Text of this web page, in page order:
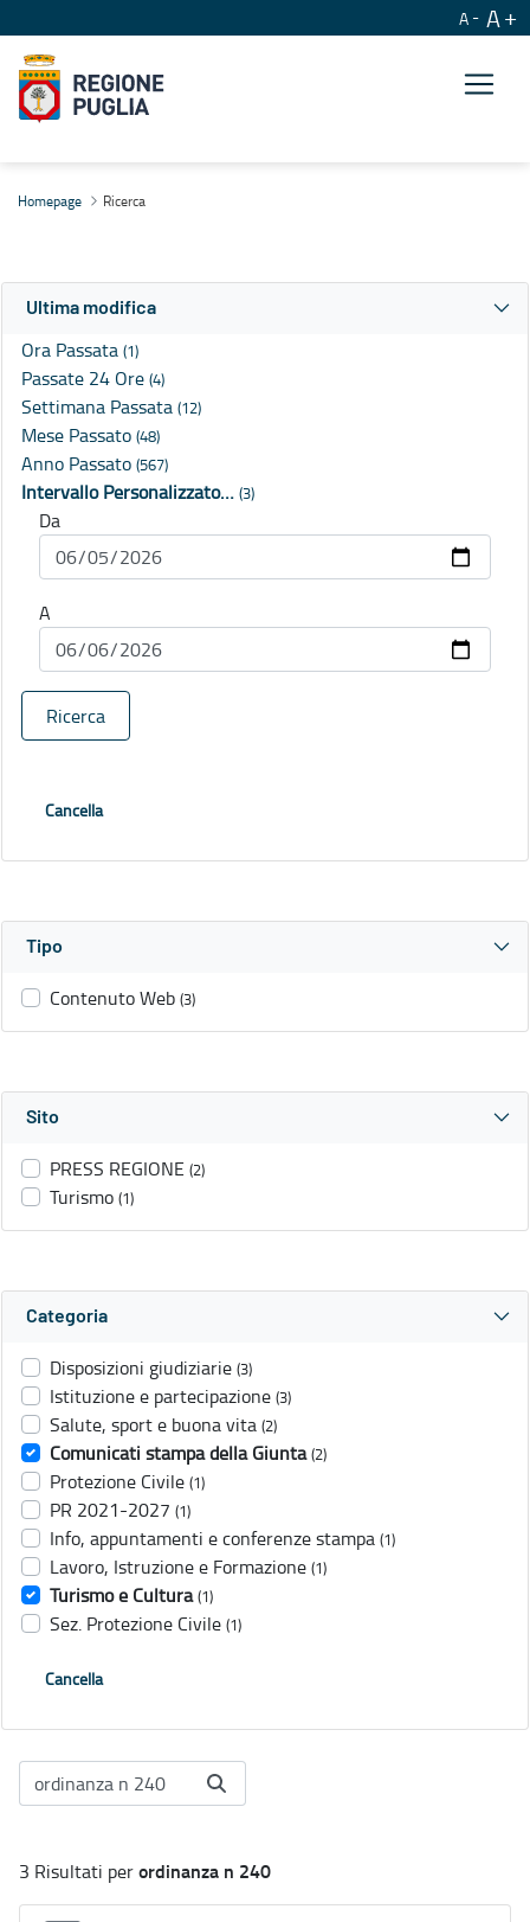
A A
Homepage Ricerca
Ultima modifica
Ora Passata (1)
Passate 24 Ore (4)
Settimana Passata (12)
Mese Passato (48)
Anno Passato (567)
Intervallo Personalizzato… (3)
Da
A
Ricerca
Cancella
Tipo
Contenuto Web (3)
Sito
PRESS REGIONE (2)
Turismo (1)
Categoria
Disposizioni giudiziarie (3)
Istituzione e partecipazione (3)
Salute, sport e buona vita (2)
Comunicati stampa della Giunta (2)
Protezione Civile (1)
PR 2021-2027 (1)
Info, appuntamenti e conferenze stampa (1)
Lavoro, Istruzione e Formazione (1)
Turismo e Cultura (1)
Sez. Protezione Civile (1)
Cancella
3 Risultati perordinanza n 240